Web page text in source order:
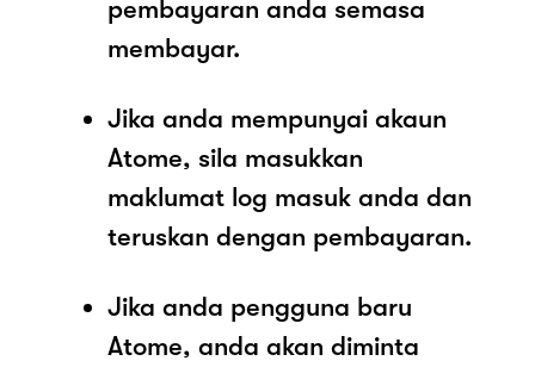
pembayaran anda semasa
membayar.
Jika anda mempunyai akaun
Atome, sila masukkan
maklumat log masuk anda dan
teruskan dengan pembayaran.
Jika anda pengguna baru
Atome, anda akan diminta